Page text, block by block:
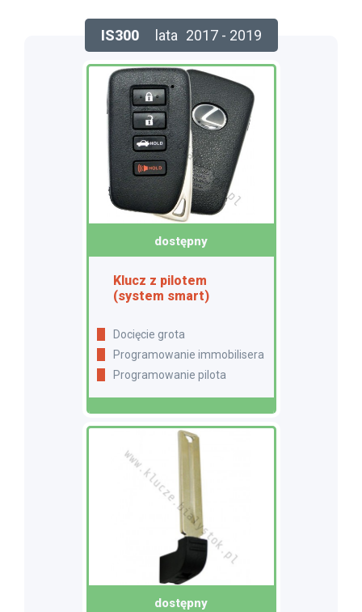
IS300 lata 2017 - 2019
dostępny
Klucz z pilotem
(system smart)
Docięcie grota
Programowanie immobilisera
Programowanie pilota
dostępny